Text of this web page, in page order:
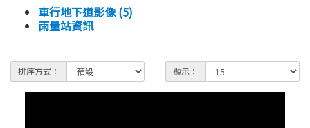
車行地下道影像 (5)
雨量站資訊
排序方式： 顯示：